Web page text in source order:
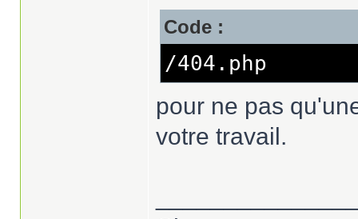
Code :
/404.php
pour ne pas
votre travail.